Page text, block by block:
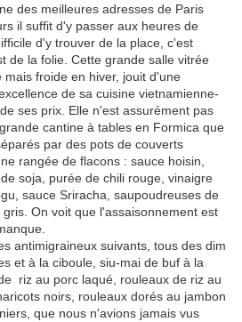
des meilleures adresses de Paris
il suffit d'y passer aux heures de
d'y trouver de la place, c'est
de la folie. Cette grande salle vitrée
froide en hiver, jouit d'une
de sa cuisine vietnamienne-
ses prix. Elle n'est assurément pas
cantine à tables en Formica que
par des pots de couverts
rangée de flacons : sauce hoisin,
soja, purée de chili rouge, vinaigre
sauce Sriracha, saupoudreuses de
On voit que l'assaisonnement est
antimigraineux suivants, tous des dim
et à la ciboule, siu-mai de buf à la
riz au porc laqué, rouleaux de riz au
noirs, rouleaux dorés au jambon
que nous n'avions jamais vus